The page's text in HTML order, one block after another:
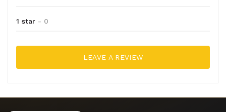
1 star - 0
LEAVE A REVIEW